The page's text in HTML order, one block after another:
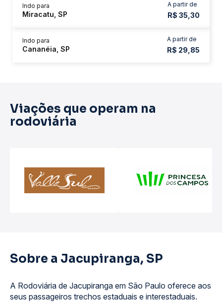
A partir de
R$ 35,30
Indo para
Miracatu, SP
A partir de
R$ 29,85
Indo para
Cananéia, SP
Viações que operam na
rodoviária
Sobre a Jacupiranga, SP
A Rodoviária de Jacupiranga em São Paulo oferece aos
seus passageiros trechos estaduais e interestaduais.